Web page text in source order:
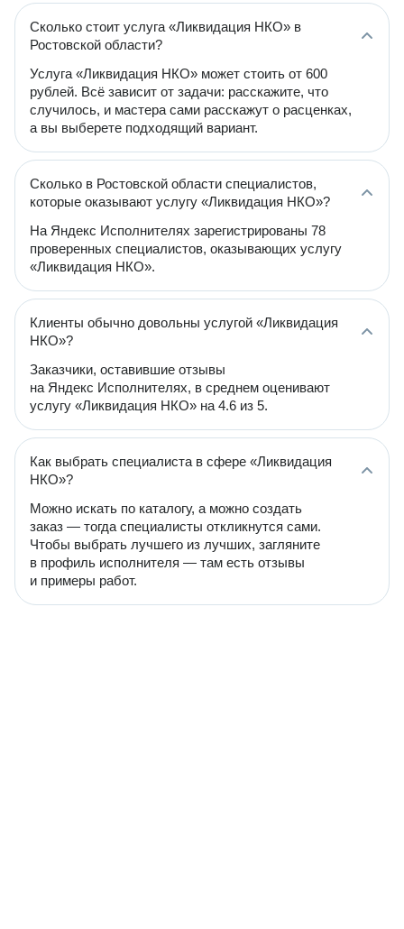
Сколько стоит услуга «Ликвидация НКО» в
Ростовской области?
Услуга «Ликвидация НКО» может стоить от 600
рублей. Всё зависит от задачи: расскажите, что
случилось, и мастера сами расскажут о расценках,
а вы выберете подходящий вариант.
Сколько в Ростовской области специалистов,
которые оказывают услугу «Ликвидация НКО»?
На Яндекс Исполнителях зарегистрированы 78
проверенных специалистов, оказывающих услугу
«Ликвидация НКО».
Клиенты обычно довольны услугой «Ликвидация
НКО»?
Заказчики, оставившие отзывы
на Яндекс Исполнителях, в среднем оценивают
услугу «Ликвидация НКО» на 4.6 из 5.
Как выбрать специалиста в сфере «Ликвидация
НКО»?
Можно искать по каталогу, а можно создать
заказ — тогда специалисты откликнутся сами.
Чтобы выбрать лучшего из лучших, загляните
в профиль исполнителя — там есть отзывы
и примеры работ.